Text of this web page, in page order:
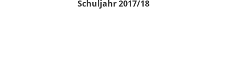
Schuljahr 2017/18